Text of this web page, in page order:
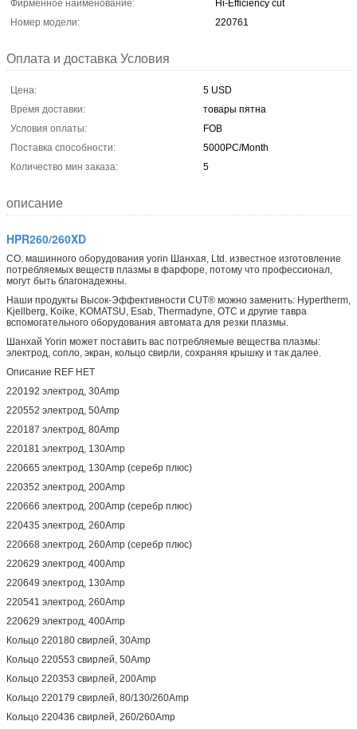
Фирменное наименование:
Hi-Efficiency cut
Номер модели:
220761
Оплата и доставка Условия
Цена:
5 USD
Время доставки:
товары пятна
Условия оплаты:
FOB
Поставка способности:
5000PC/Month
Количество мин заказа:
5
описание
HPR260/260XD
CO. машинного оборудования yorin Шанхая, Ltd. известное изготовление
потребляемых веществ плазмы в фарфоре, потому что профессионал,
могут быть благонадежны.
Наши продукты Высок-Эффективности CUT® можно заменить: Hypertherm,
Kjellberg, Koike, KOMATSU, Esab, Thermadyne, OTC и другие тавра
вспомогательного оборудования автомата для резки плазмы.
Шанхай Yorin может поставить вас потребляемые вещества плазмы:
электрод, сопло, экран, кольцо свирли, сохраняя крышку и так далее.
Описание REF НЕТ
220192 электрод, 30Amp
220552 электрод, 50Amp
220187 электрод, 80Amp
220181 электрод, 130Amp
220665 электрод, 130Amp (серебр плюс)
220352 электрод, 200Amp
220666 электрод, 200Amp (серебр плюс)
220435 электрод, 260Amp
220668 электрод, 260Amp (серебр плюс)
220629 электрод, 400Amp
220649 электрод, 130Amp
220541 электрод, 260Amp
220629 электрод, 400Amp
Кольцо 220180 свирлей, 30Amp
Кольцо 220553 свирлей, 50Amp
Кольцо 220353 свирлей, 200Amp
Кольцо 220179 свирлей, 80/130/260Amp
Кольцо 220436 свирлей, 260/260Amp